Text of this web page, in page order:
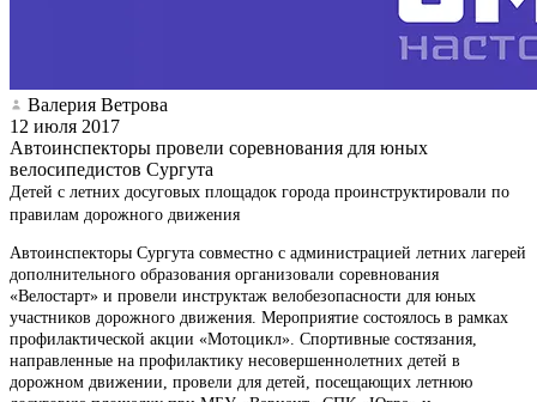
Валерия Ветрова
12 июля 2017
Автоинспекторы провели соревнования для юных
велосипедистов Сургута
Детей с летних досуговых площадок города проинструктировали по
правилам дорожного движения
Автоинспекторы Сургута совместно с администрацией летних лагерей
дополнительного образования организовали соревнования
«Велостарт» и провели инструктаж велобезопасности для юных
участников дорожного движения. Мероприятие состоялось в рамках
профилактической акции «Мотоцикл». Спортивные состязания,
направленные на профилактику несовершеннолетних детей в
дорожном движении, провели для детей, посещающих летнюю